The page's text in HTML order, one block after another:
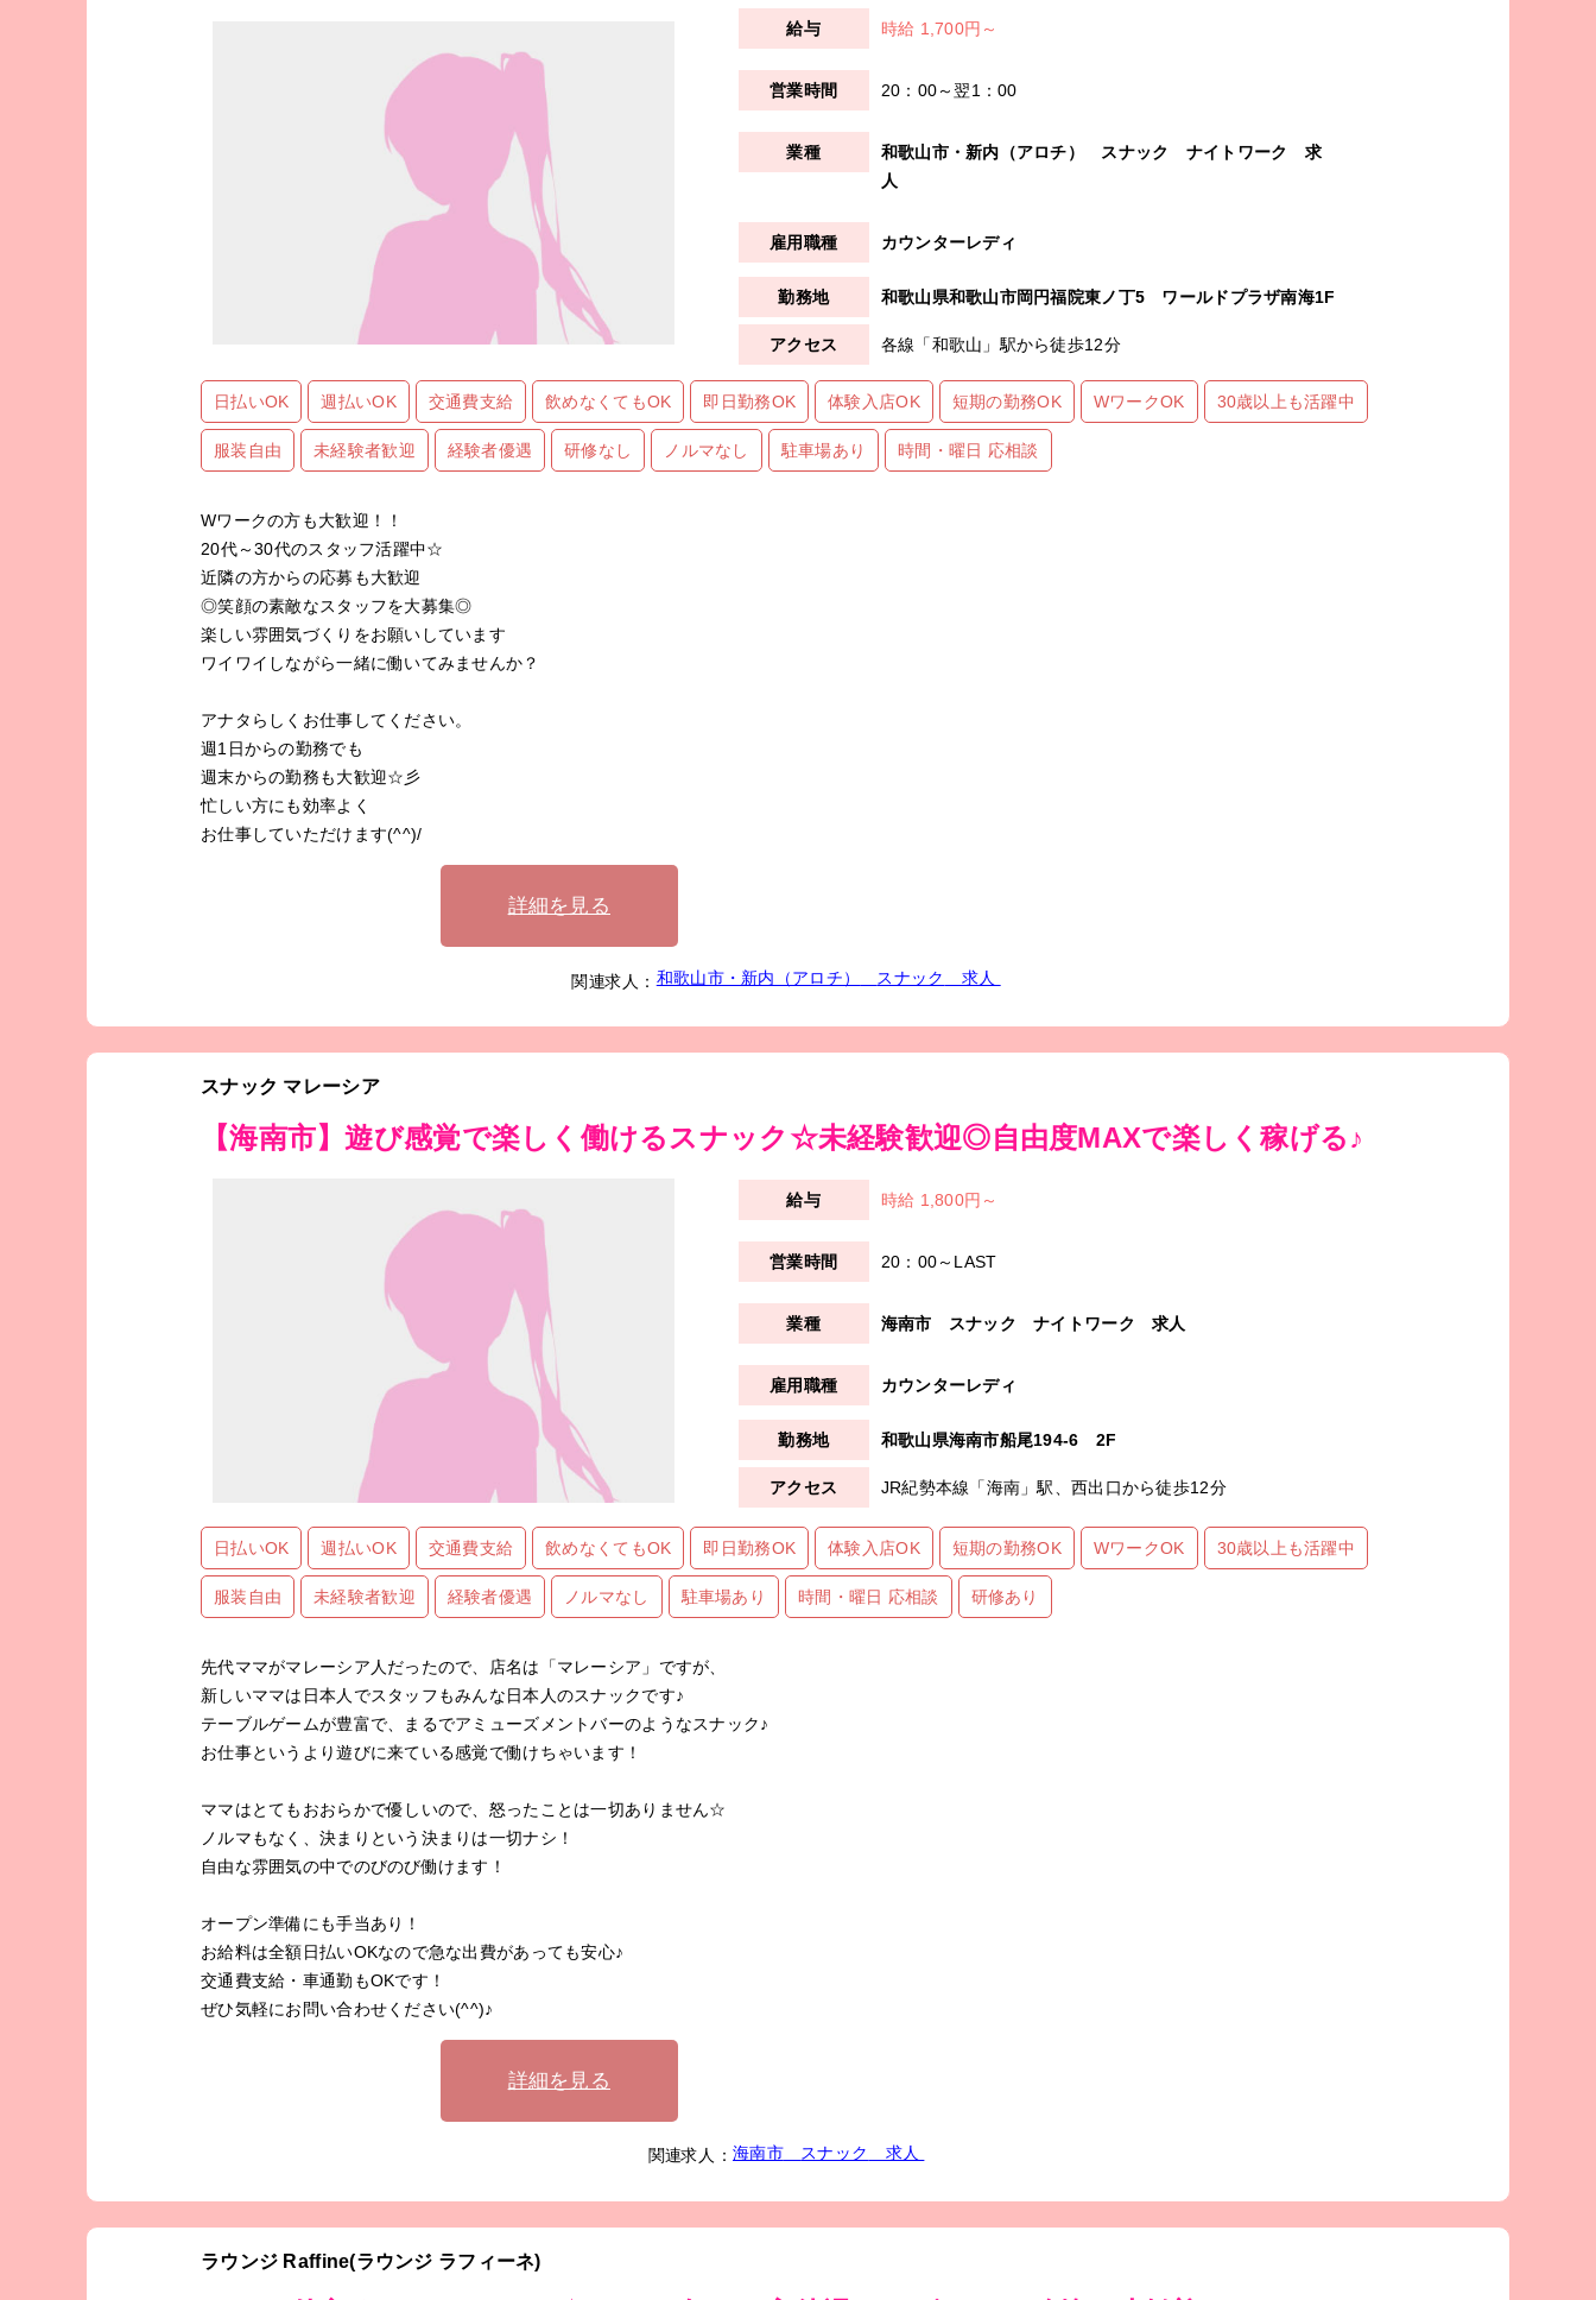
時給 1,700円～
20：00～翌1：00
和歌山市・新内（アロチ） スナック ナイトワーク 求
人
カウンターレディ
和歌山県和歌山市岡円福院東ノ丁5 ワールドプラザ南海1F
各線「和歌山」駅から徒歩12分
日払いOK 週払いOK 交通費支給 飲めなくてもOK 即日勤務OK 体験入店OK 短期の勤務OK WワークOK 30歳以上も活躍中
服装自由 未経験者歓迎 経験者優遇 研修なし ノルマなし 駐車場あり 時間・曜日 応相談
Wワークの方も大歓迎！！
20代～30代のスタッフ活躍中☆
近隣の方からの応募も大歓迎
◎笑顔の素敵なスタッフを大募集◎
楽しい雰囲気づくりをお願いしています
ワイワイしながら一緒に働いてみませんか？
アナタらしくお仕事してください。
週1日からの勤務でも
週末からの勤務も大歓迎☆彡
忙しい方にも効率よく
お仕事していただけます(^^)/
詳細を見る
関連求人：和歌山市・新内（アロチ） スナック 求人
スナック マレーシア
【海南市】遊び感覚で楽しく働けるスナック☆未経験歓迎◎自由度MAXで楽しく稼げる♪
時給 1,800円～
20：00～LAST
海南市 スナック ナイトワーク求人
カウンターレディ
和歌山県海南市船尾194-6 2F
JR紀勢本線「海南」駅、西出口から徒歩12分
日払いOK 週払いOK 交通費支給 飲めなくてもOK 即日勤務OK 体験入店OK 短期の勤務OK WワークOK 30歳以上も活躍中
服装自由 未経験者歓迎 経験者優遇 ノルマなし 駐車場あり 時間・曜日 応相談 研修あり
先代ママがマレーシア人だったので、店名は「マレーシア」ですが、
新しいママは日本人でスタッフもみんな日本人のスナックです♪
テーブルゲームが豊富で、まるでアミューズメントバーのようなスナック♪
お仕事というより遊びに来ている感覚で働けちゃいます！
ママはとてもおおらかで優しいので、怒ったことは一切ありません☆
ノルマもなく、決まりという決まりは一切ナシ！
自由な雰囲気の中でのびのび働けます！
オープン準備にも手当あり！
お給料は全額日払いOKなので急な出費があっても安心♪
交通費支給・車通勤もOKです！
ぜひ気軽にお問い合わせください(^^)♪
詳細を見る
関連求人：海南市 スナック 求人
ラウンジ Raffine(ラウンジ ラフィーネ)